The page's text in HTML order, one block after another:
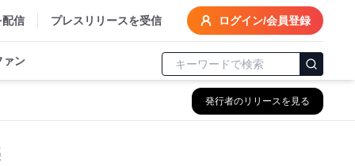
配信 プレスリリースを受信 ログイン/会員登録
ァン
発行者のリリースを見る